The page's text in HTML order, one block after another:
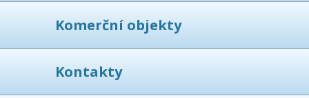
Komerční objekty
Kontakty